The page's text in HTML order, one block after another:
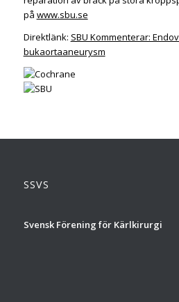
på www.sbu.se
Direktlänk: SBU Kommenterar:
bukaortaaneurysm
SSVS
Svensk Förening för Kärlkirurgi